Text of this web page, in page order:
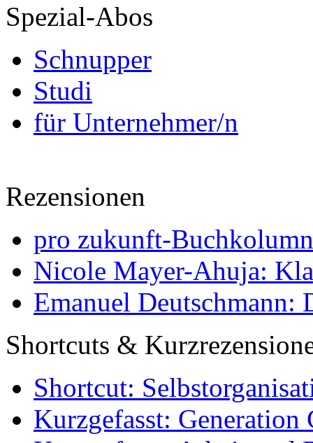
Spezial-Abos
Schnupper
Studi
für Unternehmer/n
Rezensionen
pro zukunft-
Nicole Mayer-Ahuja:
Emanuel Deutschmann:
Shortcuts &
Shortcut:
Kurzgefasst: Generation